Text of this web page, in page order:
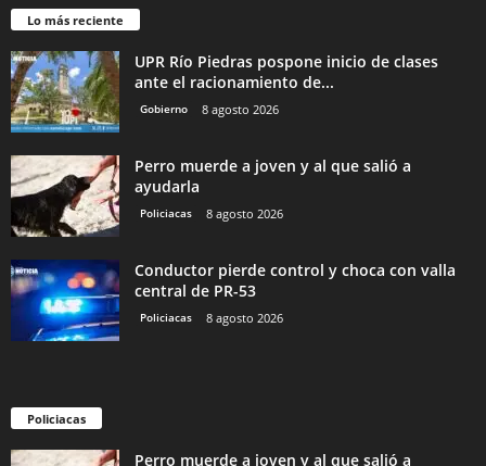
Lo más reciente
UPR Río Piedras pospone inicio de clases
ante el racionamiento de...
Gobierno 8 agosto 2026
Perro muerde a joven y al que salió a
ayudarla
Policiacas 8 agosto 2026
Conductor pierde control y choca con valla
central de PR-53
Policiacas 8 agosto 2026
Policiacas
Perro muerde a joven y al que salió a